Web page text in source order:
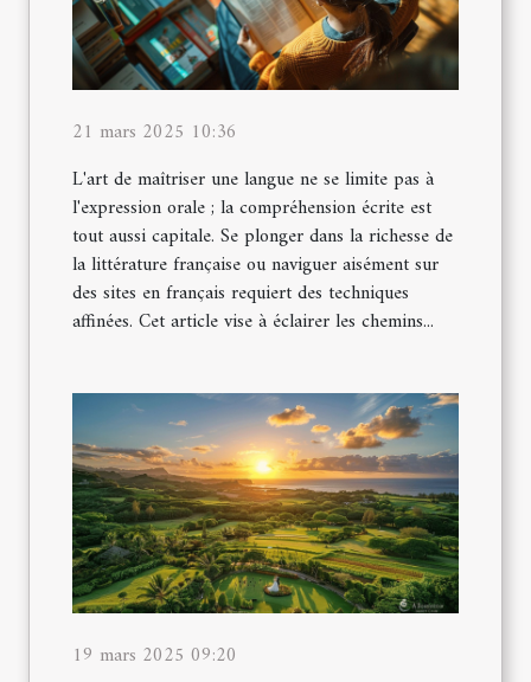
21 mars 2025 10:36
L'art de maîtriser une langue ne se limite pas à
l'expression orale ; la compréhension écrite est
tout aussi capitale. Se plonger dans la richesse de
la littérature française ou naviguer aisément sur
des sites en français requiert des techniques
affinées. Cet article vise à éclairer les chemins...
19 mars 2025 09:20